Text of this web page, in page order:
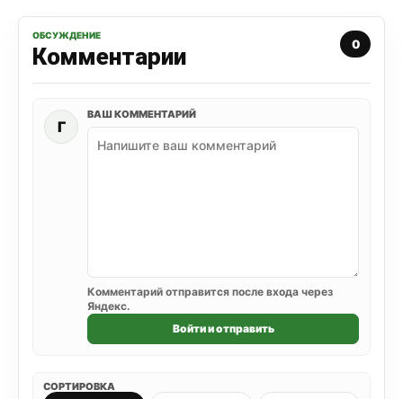
ОБСУЖДЕНИЕ
Комментарии 0
Г
ВАШ КОММЕНТАРИЙ
Комментарий отправится после входа через
Яндекс.
Войти и отправить
СОРТИРОВКА